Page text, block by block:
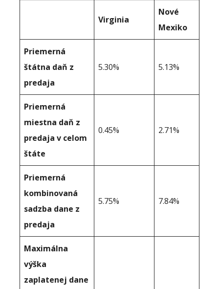
Virginia
Nové
Mexiko
Priemerná
štátna daň z
predaja
5.30% 5.13%
Priemerná
miestna daň z
predaja v celom
štáte
0.45% 2.71%
Priemerná
kombinovaná
sadzba dane z
predaja
5.75% 7.84%
Maximálna
výška
zaplatenej dane